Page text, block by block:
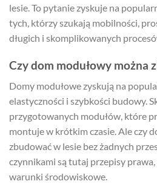
lesie. To pytanie zyskuje na
tych, którzy szukają mobilności,
długich i skomplikowanych
Czy dom modułowy można
Domy modułowe zyskują na
elastyczności i szybkości budowy.
przygotowanych modułów, które
montuje w krótkim czasie. Ale czy
zbudować w lesie bez żadnych
czynnikami są tutaj przepisy
warunki środowiskowe.